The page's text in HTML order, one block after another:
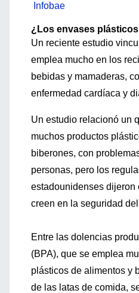
Infobae
¿Los envases
Un reciente estudio
emplea mucho en los
bebidas y mamaderas,
enfermedad cardíaca y
Un estudio relacionó un
muchos productos
biberones, con
personas, pero los
estadounidenses dijeron
creen en la seguridad
Entre las dolencias
(BPA), que se emplea
plásticos de alimentos y
de las latas de comida,